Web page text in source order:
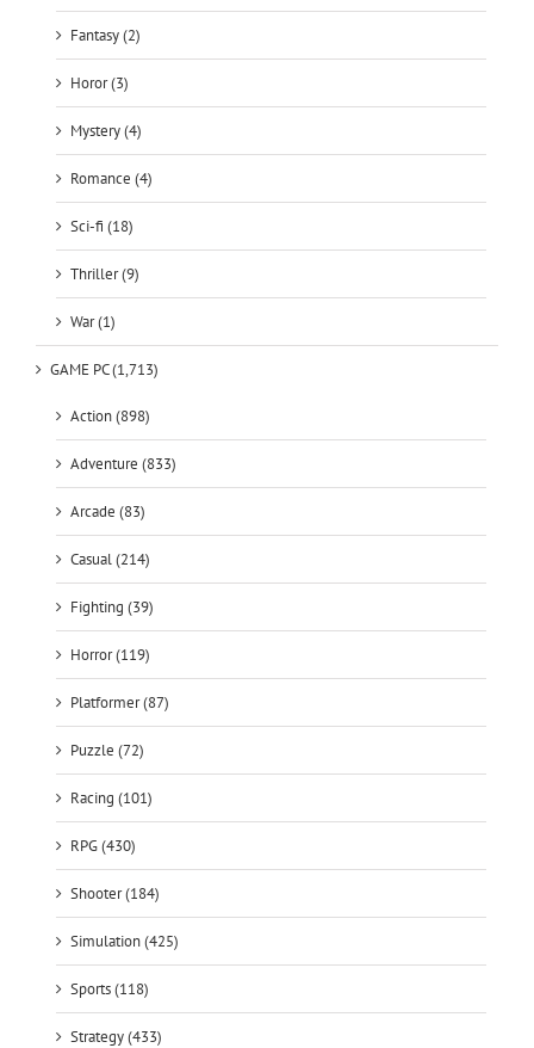
Fantasy (2)
Horor (3)
Mystery (4)
Romance (4)
Sci-fi (18)
Thriller (9)
War (1)
GAME PC (1,713)
Action (898)
Adventure (833)
Arcade (83)
Casual (214)
Fighting (39)
Horror (119)
Platformer (87)
Puzzle (72)
Racing (101)
RPG (430)
Shooter (184)
Simulation (425)
Sports (118)
Strategy (433)